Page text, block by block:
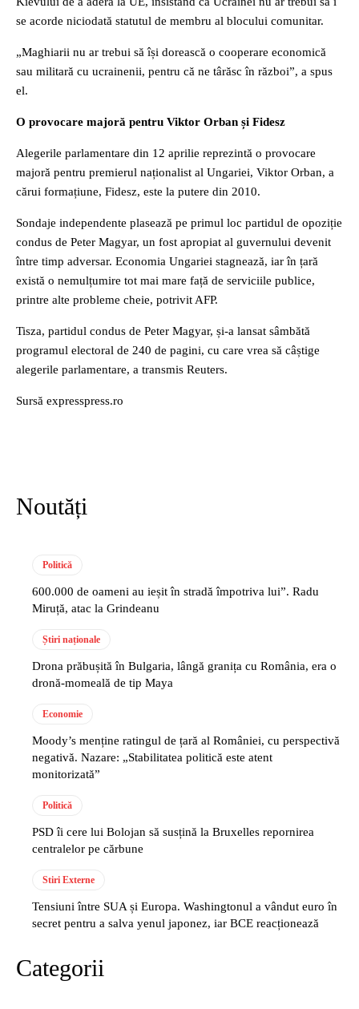
se acorde niciodată statutul de membru al blocului comunitar.
„Maghiarii nu ar trebui să își dorească o cooperare economică
sau militară cu ucrainenii, pentru că ne târăsc în război”, a spus
el.
O provocare majoră pentru Viktor Orban și Fidesz
Alegerile parlamentare din 12 aprilie reprezintă o provocare
majoră pentru premierul naționalist al Ungariei, Viktor Orban, a
cărui formațiune, Fidesz, este la putere din 2010.
Sondaje independente plasează pe primul loc partidul de opoziție
condus de Peter Magyar, un fost apropiat al guvernului devenit
între timp adversar. Economia Ungariei stagnează, iar în țară
există o nemulțumire tot mai mare față de serviciile publice,
printre alte probleme cheie, potrivit AFP.
Tisza, partidul condus de Peter Magyar, și-a lansat sâmbătă
programul electoral de 240 de pagini, cu care vrea să câștige
alegerile parlamentare, a transmis Reuters.
Sursă expresspress.ro
Noutăți
Politică
600.000 de oameni au ieșit în stradă împotriva lui”. Radu
Miruță, atac la Grindeanu
Știri naționale
Drona prăbușită în Bulgaria, lângă granița cu România, era o
dronă-momeală de tip Maya
Economie
Moody’s menține ratingul de țară al României, cu perspectivă
negativă. Nazare: „Stabilitatea politică este atent
monitorizată”
Politică
PSD îi cere lui Bolojan să susțină la Bruxelles repornirea
centralelor pe cărbune
Stiri Externe
Tensiuni între SUA și Europa. Washingtonul a vândut euro în
secret pentru a salva yenul japonez, iar BCE reacționează
Categorii